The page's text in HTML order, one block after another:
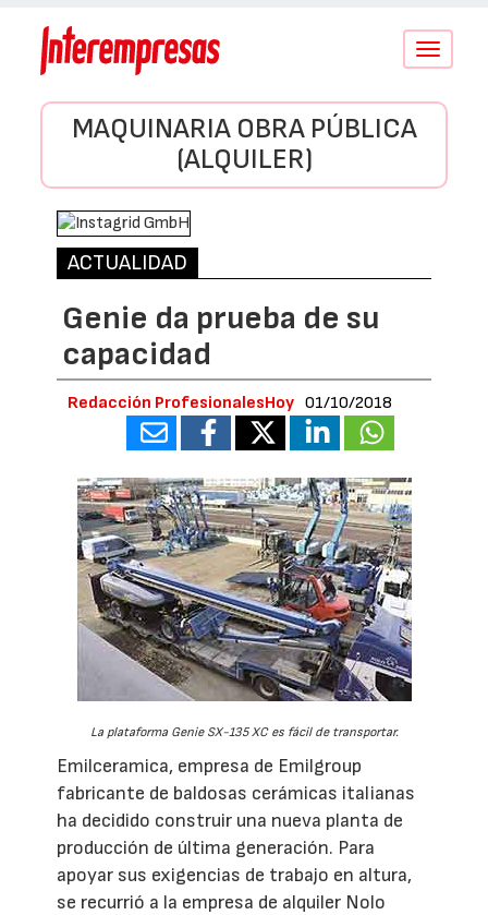
Conmutar
MAQUINARIA OBRA PÚBLICA
(ALQUILER)
ACTUALIDAD
Genie da prueba de su
capacidad
Redacción ProfesionalesHoy 01/10/2018
La plataforma Genie SX-135 XC es fácil de transportar.
Emilceramica, empresa de Emilgroup
fabricante de baldosas cerámicas italianas
ha decidido construir una nueva planta de
producción de última generación. Para
apoyar sus exigencias de trabajo en altura,
se recurrió a la empresa de alquiler Nolo